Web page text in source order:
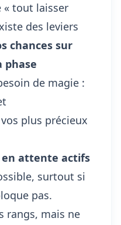
« tout laisser
des leviers
chances sur
phase
de magie :
plus précieux
en attente actifs
surtout si
pas.
rangs, mais ne